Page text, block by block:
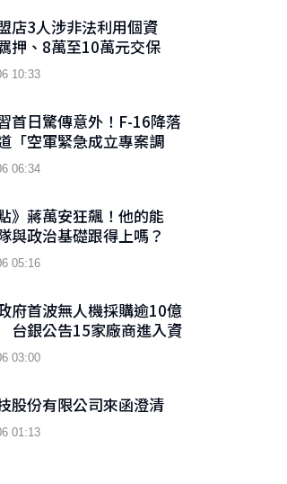
店3人涉非法利用個資
押、8萬至10萬元交保
10:33
首日驚傳意外！F-16降落
「空軍緊急成立專案調
06:34
》蔣萬安狂飆！他的能
與政治基礎跟得上嗎？
05:16
府首波無人機採購逾10億
銀公告15家廠商進入資
03:00
股份有限公司來函澄清
01:13